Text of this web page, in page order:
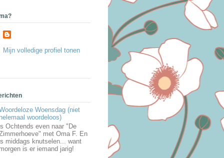
Mijn volledige profiel tonen
Woensdag (niet
woordeloos)
Ochtends even naar "De
met Oma F. En
middags knutselen... want
is er iemand jarig!